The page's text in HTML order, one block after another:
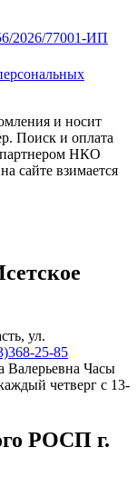
2026/77001-ИП
и носит
Поиск и оплата
партнером НКО
сайте взимается
, ул.
25-85
Валерьевна Часы
четверг с 13-
РОСП г.